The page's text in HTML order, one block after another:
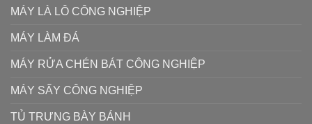
MÁY LÀ LÔ CÔNG NGHIỆP
MÁY LÀM ĐÁ
MÁY RỬA CHÉN BÁT CÔNG NGHIỆP
MÁY SẤY CÔNG NGHIỆP
TỦ TRƯNG BÀY BÁNH